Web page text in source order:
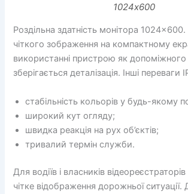
1024х600
Роздільна здатність монітора 1024×600.
чіткого зображення на компактному
використанні пристрою як допоміжного
зберігається деталізація. Інші переваги
стабільність кольорів у будь-якому
широкий кут огляду;
швидка реакція на рух об’єктів;
тривалий термін служби.
Для водіїв і власників
чітке відображення дорожньої ситуації.